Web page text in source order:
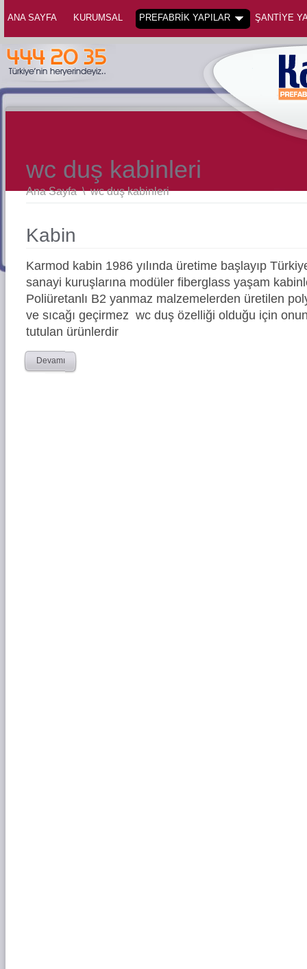
ANA SAYFA KURUMSAL PREFABRİK YAPILAR ŞANTİYE
wc duş kabinleri
Ana Sayfa \wc duş kabinleri
Kabin
Karmod kabin 1986 yılında üretime başlayıp
sanayi kuruşlarına modüler fiberglass yaşam
Poliüretanlı B2 yanmaz malzemelerden üretilen
ve sıcağı geçirmez wc duş özelliği olduğu için
tutulan ürünlerdir
Devamı